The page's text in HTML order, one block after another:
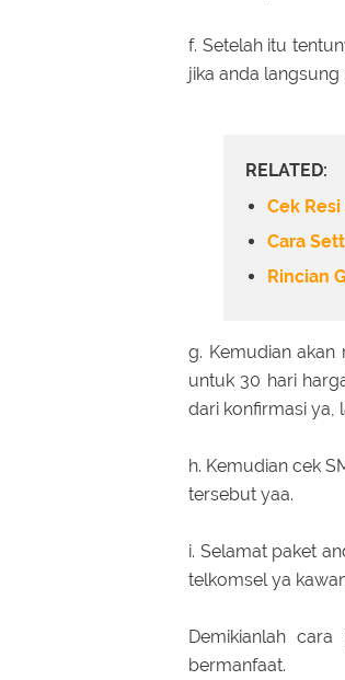
f. Setelah itu
jika anda langsung
RELATED:
Cek
Cara
Rincian
g. Kemudian akan
untuk 30 hari
dari konfirmasi ya,
h. Kemudian cek
tersebut yaa.
i. Selamat paket
telkomsel ya
Demikianlah
bermanfaat.